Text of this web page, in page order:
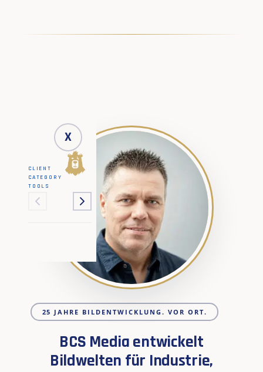
X
CLIENT
CATEGORY
TOOLS
25 JAHRE BILDENTWICKLUNG. VOR ORT.
BCS Media entwickelt
Bildwelten für Industrie,